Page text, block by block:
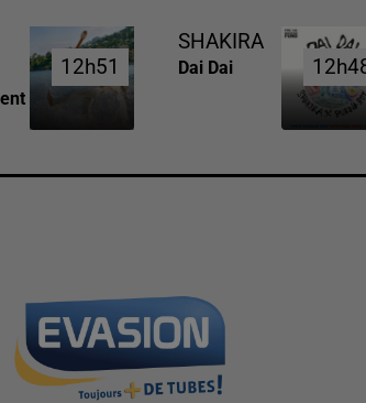
12h51
12h51
SHAKIRA
Dai Dai